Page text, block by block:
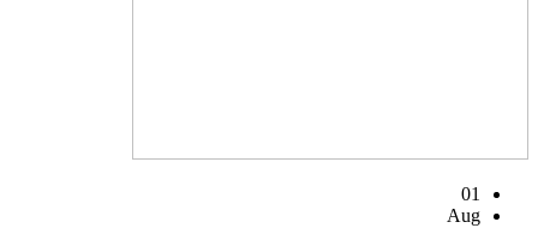
01
Aug